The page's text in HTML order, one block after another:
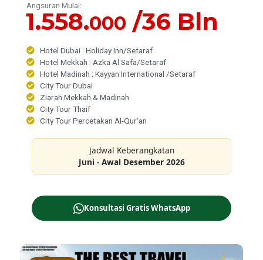
Angsuran Mulai:
1.558.000 /36 Bln
Hotel Dubai : Holiday Inn/Setaraf
Hotel Mekkah : Azka Al Safa/Setaraf
Hotel Madinah : Kayyan International /Setaraf
City Tour Dubai
Ziarah Mekkah & Madinah
City Tour Thaif
City Tour Percetakan Al-Qur'an
Jadwal Keberangkatan
Juni - Awal Desember 2026
Konsultasi Gratis WhatsApp